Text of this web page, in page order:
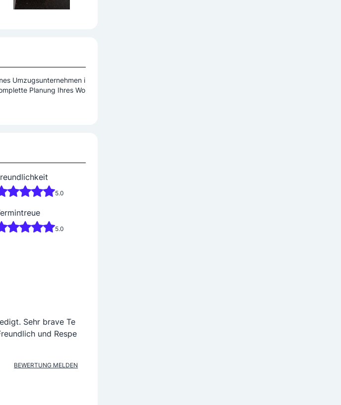
Umzugsunternehmen i
Planung Ihres Wo
5.0
5.0
Sehr brave Te
und Respe
BEWERTUNG MELDEN